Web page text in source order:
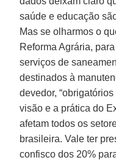
saúde e educação
Mas se olharmos o
Reforma Agrária,
serviços de
destinados à
devedor,
visão e a prática do
afetam todos os
brasileira. Vale ter
confisco dos 20%